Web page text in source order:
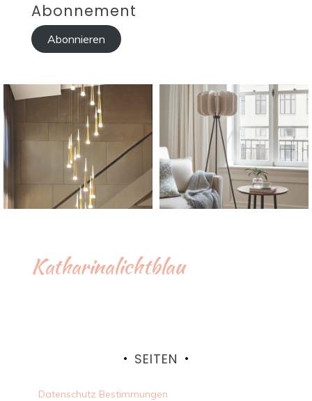
Abonnement
Abonnieren
Katharinalichtblau
SEITEN
Datenschutz Bestimmungen